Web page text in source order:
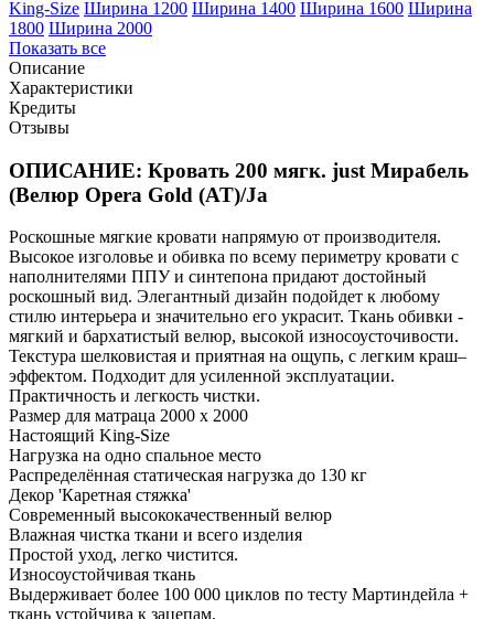
King-Size Ширина 1200 Ширина 1400 Ширина 1600 Ширина
1800 Ширина 2000
Показать все
Описание
Характеристики
Кредиты
Отзывы
ОПИСАНИЕ: Кровать 200 мягк. just Мирабель
(Велюр Opera Gold (AT)/Ja
Роскошные мягкие кровати напрямую от производителя.
Высокое изголовье и обивка по всему периметру кровати с
наполнителями ППУ и синтепона придают достойный
роскошный вид. Элегантный дизайн подойдет к любому
стилю интерьера и значительно его украсит. Ткань обивки -
мягкий и бархатистый велюр, высокой износоусточивости.
Текстура шелковистая и приятная на ощупь, с легким краш–
эффектом. Подходит для усиленной эксплуатации.
Практичность и легкость чистки.
Размер для матраца 2000 x 2000
Настоящий King-Size
Нагрузка на одно спальное место
Распределённая статическая нагрузка до 130 кг
Декор 'Каретная стяжка'
Современный высококачественный велюр
Влажная чистка ткани и всего изделия
Простой уход, легко чистится.
Износоустойчивая ткань
Выдерживает более 100 000 циклов по тесту Мартиндейла +
ткань устойчива к зацепам.